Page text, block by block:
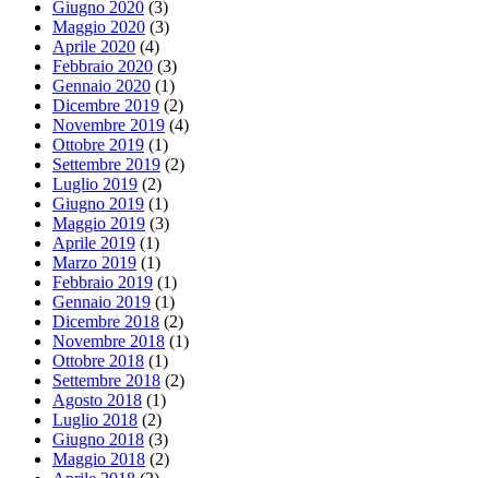
Giugno 2020 (3)
Maggio 2020 (3)
Aprile 2020 (4)
Febbraio 2020 (3)
Gennaio 2020 (1)
Dicembre 2019 (2)
Novembre 2019 (4)
Ottobre 2019 (1)
Settembre 2019 (2)
Luglio 2019 (2)
Giugno 2019 (1)
Maggio 2019 (3)
Aprile 2019 (1)
Marzo 2019 (1)
Febbraio 2019 (1)
Gennaio 2019 (1)
Dicembre 2018 (2)
Novembre 2018 (1)
Ottobre 2018 (1)
Settembre 2018 (2)
Agosto 2018 (1)
Luglio 2018 (2)
Giugno 2018 (3)
Maggio 2018 (2)